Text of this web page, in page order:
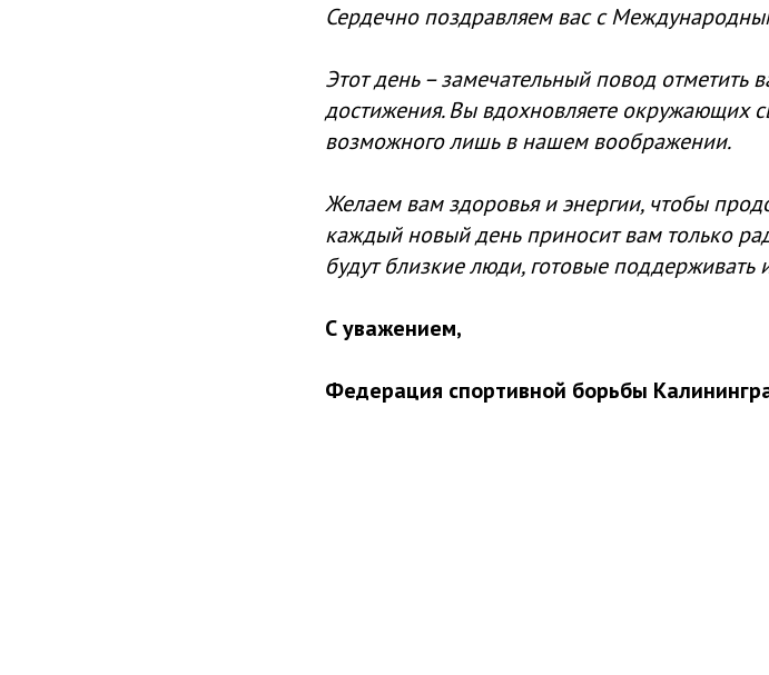
Сердечно поздравляем вас с
Этот день – замечательный повод отметить
достижения. Вы вдохновляете окружающих
возможного лишь в нашем воображении.
Желаем вам здоровья и энергии, чтобы
каждый новый день приносит вам только
будут близкие люди, готовые поддерживать
С уважением,
Федерация спортивной борьбы